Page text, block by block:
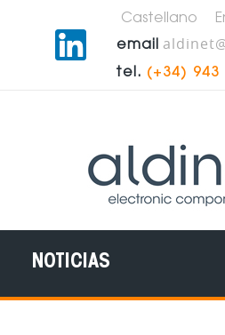
Castellano
email
tel. (+34) 943
NOTICIAS